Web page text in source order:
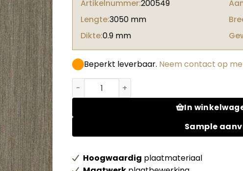
Artikelnummer:200549
Lengte:3050 mm
Dikte:0.9 mm
Beperkt leverbaar. Neem contact op
Abet HPL 1391 Root Olmo grenoble aantal
In
Sample
Hoogwaardig plaatmateriaal